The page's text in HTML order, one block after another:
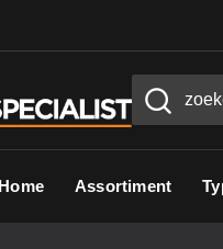
Home Assortiment